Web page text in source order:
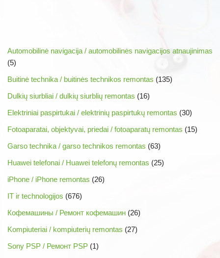
Automobilinė navigacija / automobilinės navigacijos atnaujinimas
(5)
Buitinė technika / buitinės technikos remontas (135)
Dulkių siurbliai / dulkių siurblių remontas (16)
Elektriniai paspirtukai / elektrinių paspirtukų remontas (30)
Fotoaparatai, objektyvai, priedai / fotoaparatų remontas (15)
Garso technika / garso technikos remontas (63)
Huawei telefonai / Huawei telefonų remontas (25)
iPhone / iPhone remontas (26)
IT ir technologijos (676)
Кофемашины / Ремонт кофемашин (26)
Kompiuteriai / kompiuterių remontas (27)
Sony PSP / Ремонт PSP (1)